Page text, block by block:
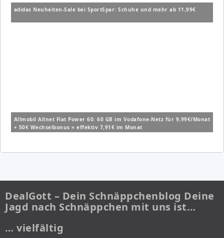
adidas Neuheiten-Sale bei SportSpar: Schuhe und mehr ab 11,99€
Allmobil Allnet Flat Power 60: 60 GB im Vodafone-Netz für 9,99€/Monat
+ 50€ Wechselbonus = effektiv 7,91€ im Monat
DealGott – Dein Schnäppchenblog Deine
Jagd nach Schnäppchen mit uns ist…
… vielfältig